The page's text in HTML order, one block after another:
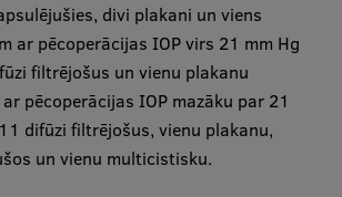
divi plakani un viens
ar pēcoperācijas IOP virs 21 mm Hg
filtrējošus un vienu plakanu
pēcoperācijas IOP mazāku par 21
difūzi filtrējošus, vienu plakanu,
un vienu multicistisku.